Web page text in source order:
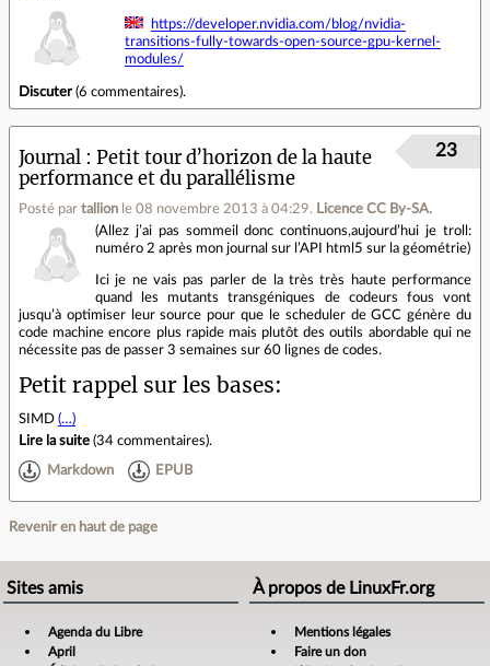
https://developer.nvidia.com/blog/nvidia-
transitions-fully-towards-open-source-gpu-kernel-
modules/
Discuter(6 commentaires).
Journal
Petit tour d’horizon de la haute
performance et du parallélisme
Posté par tallion le 08 novembre 2013 à 04:29. Licence CC By‑SA.
23
(Allez j’ai pas sommeil donc continuons,aujourd’hui je troll:
numéro 2 après mon journal sur l’API html5 sur la géométrie)
Ici je ne vais pas parler de la très très haute performance
quand les mutants transgéniques de codeurs fous vont
jusqu’à optimiser leur source pour que le scheduler de GCC génère du
code machine encore plus rapide mais plutôt des outils abordable qui ne
nécessite pas de passer 3 semaines sur 60 lignes de codes.
Petit rappel sur les bases:
SIMD (…)
Lire la suite (34 commentaires).
Markdown EPUB
Revenir en haut de page
Sites amis
Agenda du Libre
April
À propos de LinuxFr.org
Mentions légales
Faire un don